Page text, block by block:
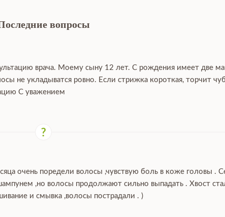
вопросы
врача. Моему сыну 12 лет. С рождения имеет две
не укладыватся ровно. Если стрижка короткая, торчит
С уважением
очень поредели волосы ,чувствую боль в коже головы .
,но волосы продолжают сильно выпадать . Хвост
и смывка ,волосы пострадали . )